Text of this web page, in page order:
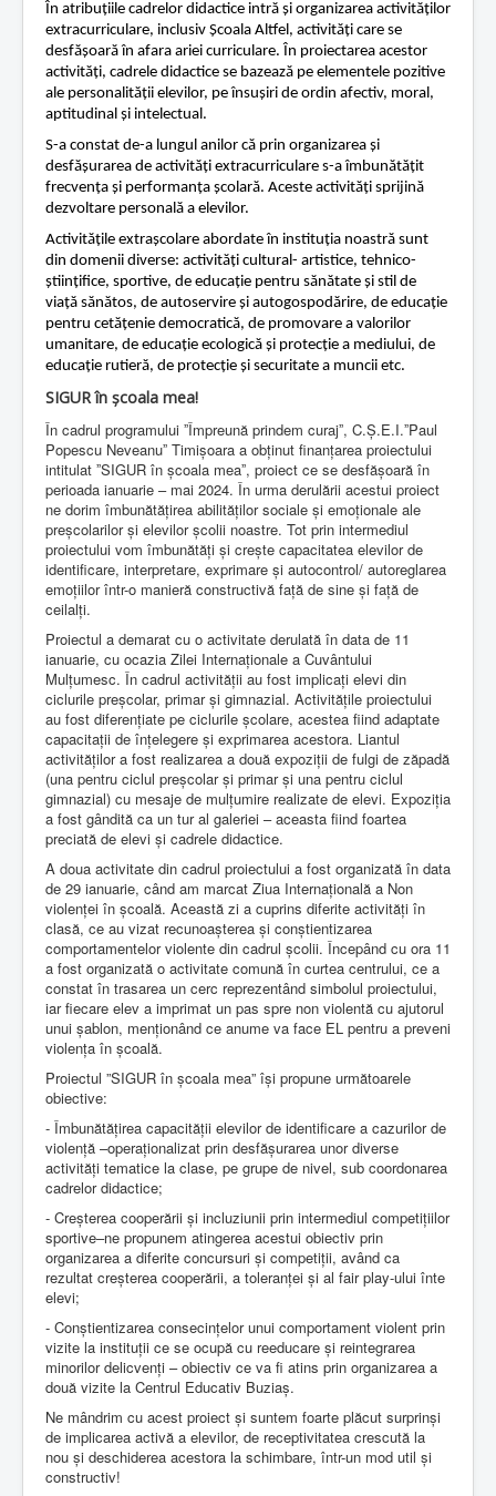
Contact
Lectii e-learning
Resurse-educationale
a
t
i
n
g
:
1
/
În atribuțiile cadrelor didactice intră și organizarea activităților
extracurriculare, inclusiv Școala Altfel, activități care se
desfășoară în afara ariei curriculare. În proiectarea acestor
activități, cadrele didactice se bazează pe elementele pozitive
ale personalității elevilor, pe însușiri de ordin afectiv, moral,
aptitudinal și intelectual.
S-a constat de-a lungul anilor că prin organizarea și
desfășurarea de activități extracurriculare s-a îmbunătățit
frecvența și performanța școlară. Aceste activități sprijină
dezvoltare personală a elevilor.
Activitățile extrașcolare abordate în instituția noastră sunt
din domenii diverse: activități cultural- artistice, tehnico-
științifice, sportive, de educație pentru sănătate și stil de
viață sănătos, de autoservire și autogospodărire, de educație
pentru cetățenie democratică, de promovare a valorilor
umanitare, de educație ecologică și protecție a mediului, de
educație rutieră, de protecție și securitate a muncii etc.
SIGUR în școala mea!
În cadrul programului ˮÎmpreună prindem curajˮ, C.Ș.E.I.ˮPaul
Popescu Neveanuˮ Timișoara a obținut finanțarea proiectului
intitulat ˮSIGUR în școala meaˮ, proiect ce se desfășoară în
perioada ianuarie – mai 2024. În urma derulării acestui proiect
ne dorim îmbunătățirea abilităților sociale și emoționale ale
preșcolarilor și elevilor școlii noastre. Tot prin intermediul
proiectului vom îmbunătăți și crește capacitatea elevilor de
identificare, interpretare, exprimare și autocontrol/ autoreglarea
emoțiilor într-o manieră constructivă față de sine și față de
ceilalți.
Proiectul a demarat cu o activitate derulată în data de 11
ianuarie, cu ocazia Zilei Internaționale a Cuvântului
Mulțumesc. În cadrul activității au fost implicați elevi din
ciclurile preșcolar, primar și gimnazial. Activitățile proiectului
au fost diferențiate pe ciclurile școlare, acestea fiind adaptate
capacitații de înțelegere și exprimarea acestora. Liantul
activităților a fost realizarea a două expoziții de fulgi de zăpadă
(una pentru ciclul preșcolar și primar și una pentru ciclul
gimnazial) cu mesaje de mulțumire realizate de elevi. Expoziția
a fost gândită ca un tur al galeriei – aceasta fiind foartea
preciată de elevi și cadrele didactice.
A doua activitate din cadrul proiectului a fost organizată în data
de 29 ianuarie, când am marcat Ziua Internațională a Non
violenței în școală. Această zi a cuprins diferite activități în
clasă, ce au vizat recunoașterea și conștientizarea
comportamentelor violente din cadrul școlii. Începând cu ora 11
a fost organizată o activitate comună în curtea centrului, ce a
constat în trasarea un cerc reprezentând simbolul proiectului,
iar fiecare elev a imprimat un pas spre non violentă cu ajutorul
unui șablon, menționând ce anume va face EL pentru a preveni
violența în școală.
Proiectul ”SIGUR în școala mea” își propune următoarele
obiective:
- Îmbunătățirea capacității elevilor de identificare a cazurilor de
violență –operaționalizat prin desfășurarea unor diverse
activități tematice la clase, pe grupe de nivel, sub coordonarea
cadrelor didactice;
- Creșterea cooperării și incluziunii prin intermediul competițiilor
sportive–ne propunem atingerea acestui obiectiv prin
organizarea a diferite concursuri și competiții, având ca
rezultat creșterea cooperării, a toleranței și al fair play-ului înte
elevi;
- Conștientizarea consecințelor unui comportament violent prin
vizite la instituții ce se ocupă cu reeducare și reintegrarea
minorilor delicvenți – obiectiv ce va fi atins prin organizarea a
două vizite la Centrul Educativ Buziaș.
Ne mândrim cu acest proiect și suntem foarte plăcut surprinși
de implicarea activă a elevilor, de receptivitatea crescută la
nou și deschiderea acestora la schimbare, într-un mod util și
constructiv!